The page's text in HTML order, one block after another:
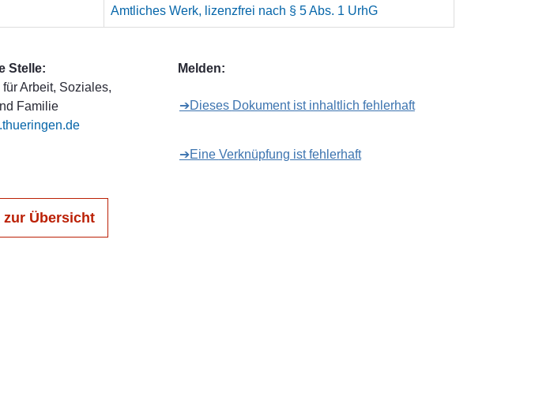
Amtliches Werk, lizenzfrei nach § 5 Abs. 1 UrhG
Stelle:
Arbeit, Soziales,
Familie
Melden:
➔Dieses Dokument ist inhaltlich fehlerhaft
➔Eine Verknüpfung ist fehlerhaft
Übersicht